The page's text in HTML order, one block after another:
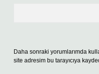
Daha sonraki yorumlarımda
site adresim bu tarayıcıya